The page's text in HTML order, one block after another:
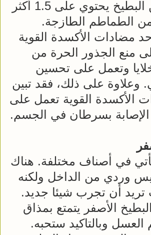
كوب من البطيخ يحتوي على 1.5 أكثر
من الطماطم الطازجة.
مضادات الأكسدة القوية
منع الجذور الحرة من
وتعمل على تحسين
وعلاوة على ذلك، فقد تبين
الأكسدة القوية تعمل على
بسرطان في الجسم.
في أصناف مختلفة. هناك
وردي من الداخل ولكنه
تريد أن تجرب شيئا جديد.
الأصفر يتمتع بمذاق
وبالتاكيد ستحبه.